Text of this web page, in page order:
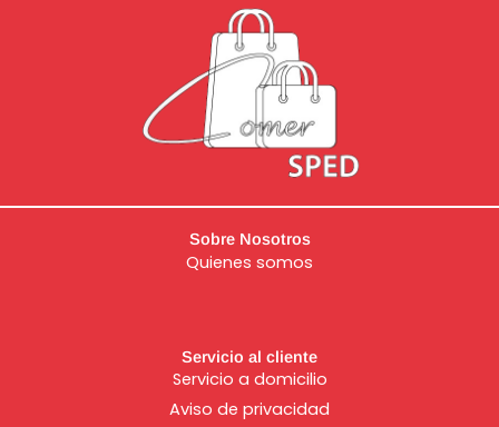
Sobre Nosotros
Quienes somos
Servicio al cliente
Servicio a domicilio
Aviso de privacidad